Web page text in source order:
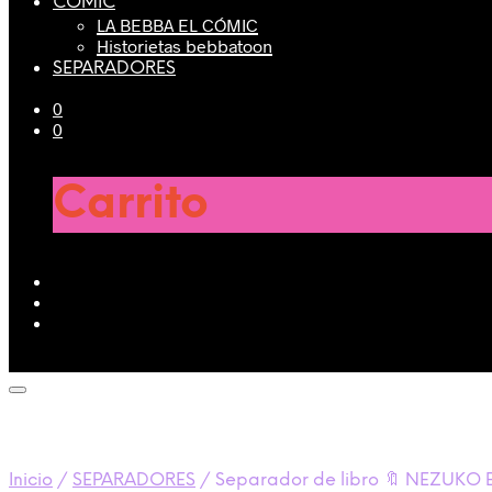
LA BEBBA EL CÓMIC
Historietas bebbatoon
SEPARADORES
0
0
Carrito
Inicio / SEPARADORES / Separador de libro 🔖 NEZUKO